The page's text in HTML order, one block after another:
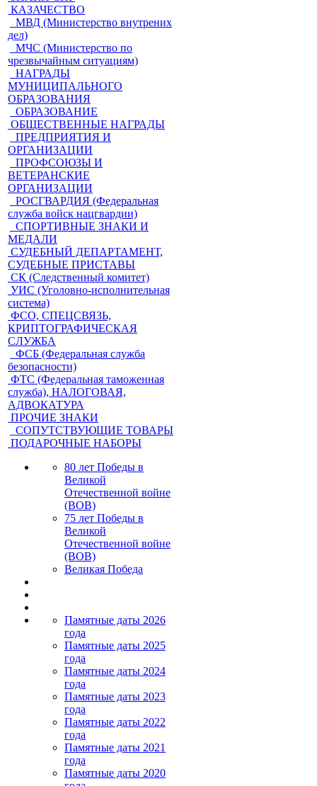
КАЗАЧЕСТВО
МВД (Министерство внутрених
дел)
МЧС (Министерство по
чрезвычайным ситуациям)
НАГРАДЫ
МУНИЦИПАЛЬНОГО
ОБРАЗОВАНИЯ
ОБРАЗОВАНИЕ
ОБЩЕСТВЕННЫЕ НАГРАДЫ
ПРЕДПРИЯТИЯ И
ОРГАНИЗАЦИИ
ПРОФСОЮЗЫ И
ВЕТЕРАНСКИЕ
ОРГАНИЗАЦИИ
РОСГВАРДИЯ (Федеральная
служба войск нацгвардии)
СПОРТИВНЫЕ ЗНАКИ И
МЕДАЛИ
СУДЕБНЫЙ ДЕПАРТАМЕНТ,
СУДЕБНЫЕ ПРИСТАВЫ
СК (Следственный комитет)
УИС (Уголовно-исполнительная
система)
ФСО, СПЕЦСВЯЗЬ,
КРИПТОГРАФИЧЕСКАЯ
СЛУЖБА
ФСБ (Федеральная служба
безопасности)
ФТС (Федеральная таможенная
служба), НАЛОГОВАЯ,
АДВОКАТУРА
ПРОЧИЕ ЗНАКИ
СОПУТСТВУЮЩИЕ ТОВАРЫ
ПОДАРОЧНЫЕ НАБОРЫ
80 лет Победы в
Великой
Отечественной войне
(ВОВ)
75 лет Победы в
Великой
Отечественной войне
(ВОВ)
Великая Победа
Памятные даты 2026
года
Памятные даты 2025
года
Памятные даты 2024
года
Памятные даты 2023
года
Памятные даты 2022
года
Памятные даты 2021
года
Памятные даты 2020